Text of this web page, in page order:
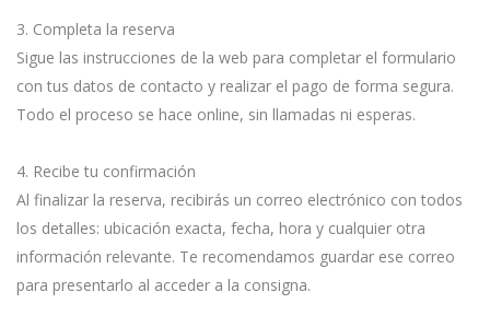
3. Completa la reserva
Sigue las instrucciones de la web para completar el formulario
con tus datos de contacto y realizar el pago de forma segura.
Todo el proceso se hace online, sin llamadas ni esperas.
4. Recibe tu confirmación
Al finalizar la reserva, recibirás un correo electrónico con todos
los detalles: ubicación exacta, fecha, hora y cualquier otra
información relevante. Te recomendamos guardar ese correo
para presentarlo al acceder a la consigna.